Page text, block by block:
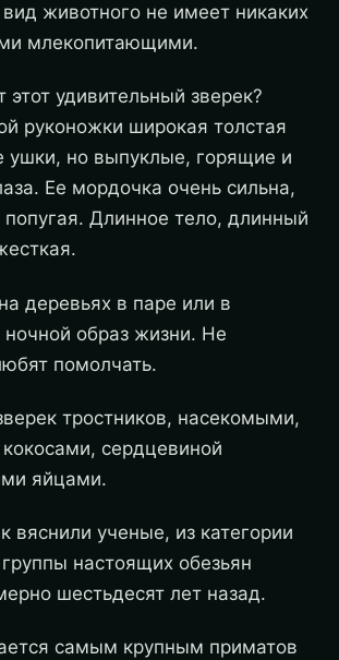
животного не имеет никаких
млекопитающими.
удивительный зверек?
руконожки широкая толстая
ушки, но выпуклые, горящие и
Ее мордочка очень сильна,
Длинное тело, длинный
деревьях в паре или в
ночной образ жизни. Не
помолчать.
тростников, насекомыми,
сердцевиной
яйцами.
вяснили ученые, из категории
настоящих обезьян
шестьдесят лет назад.
самым крупным приматов